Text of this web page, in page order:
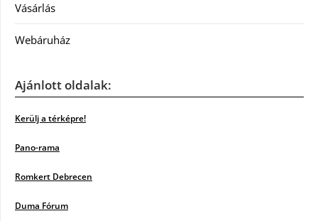
Vásárlás
Webáruház
Ajánlott oldalak:
Kerülj a térképre!
Pano-rama
Romkert Debrecen
Duma Fórum